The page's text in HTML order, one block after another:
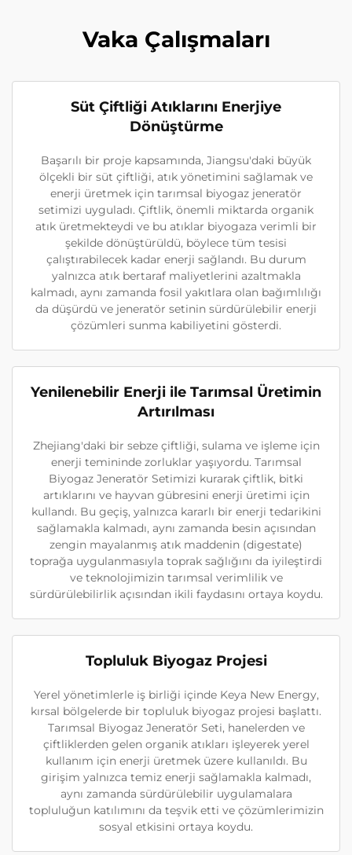
Vaka Çalışmaları
Süt Çiftliği Atıklarını Enerjiye
Dönüştürme
Başarılı bir proje kapsamında, Jiangsu'daki büyük
ölçekli bir süt çiftliği, atık yönetimini sağlamak ve
enerji üretmek için tarımsal biyogaz jeneratör
setimizi uyguladı. Çiftlik, önemli miktarda organik
atık üretmekteydi ve bu atıklar biyogaza verimli bir
şekilde dönüştürüldü, böylece tüm tesisi
çalıştırabilecek kadar enerji sağlandı. Bu durum
yalnızca atık bertaraf maliyetlerini azaltmakla
kalmadı, aynı zamanda fosil yakıtlara olan bağımlılığı
da düşürdü ve jeneratör setinin sürdürülebilir enerji
çözümleri sunma kabiliyetini gösterdi.
Yenilenebilir Enerji ile Tarımsal Üretimin
Artırılması
Zhejiang'daki bir sebze çiftliği, sulama ve işleme için
enerji temininde zorluklar yaşıyordu. Tarımsal
Biyogaz Jeneratör Setimizi kurarak çiftlik, bitki
artıklarını ve hayvan gübresini enerji üretimi için
kullandı. Bu geçiş, yalnızca kararlı bir enerji tedarikini
sağlamakla kalmadı, aynı zamanda besin açısından
zengin mayalanmış atık maddenin (digestate)
toprağa uygulanmasıyla toprak sağlığını da iyileştirdi
ve teknolojimizin tarımsal verimlilik ve
sürdürülebilirlik açısından ikili faydasını ortaya koydu.
Topluluk Biyogaz Projesi
Yerel yönetimlerle iş birliği içinde Keya New Energy,
kırsal bölgelerde bir topluluk biyogaz projesi başlattı.
Tarımsal Biyogaz Jeneratör Seti, hanelerden ve
çiftliklerden gelen organik atıkları işleyerek yerel
kullanım için enerji üretmek üzere kullanıldı. Bu
girişim yalnızca temiz enerji sağlamakla kalmadı,
aynı zamanda sürdürülebilir uygulamalara
topluluğun katılımını da teşvik etti ve çözümlerimizin
sosyal etkisini ortaya koydu.